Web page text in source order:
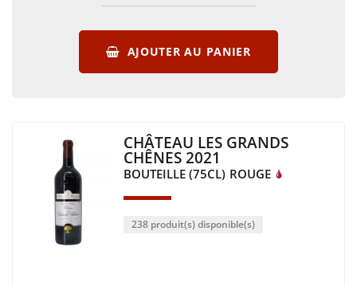
AJOUTER AU PANIER
CHÂTEAU LES GRANDS
CHÊNES 2021
BOUTEILLE (75CL) ROUGE
238 produit(s) disponible(s)